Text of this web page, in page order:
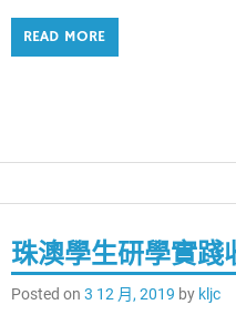
READ MORE
珠澳學生研學實踐
Posted on3 12 月, 2019 by kljc